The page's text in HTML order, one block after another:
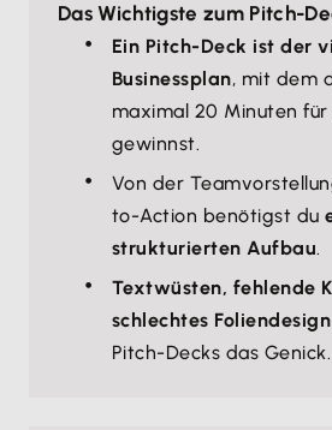
Das Wichtigste zum Pitch-
Ein Pitch-Deck ist der
Businessplan, mit dem
maximal 20 Minuten
gewinnst.
Von der
to-Action benötigst du
strukturierten Aufbau.
Textwüsten, fehlende
schlechtes Foliendesign
Pitch-Decks das Genick.